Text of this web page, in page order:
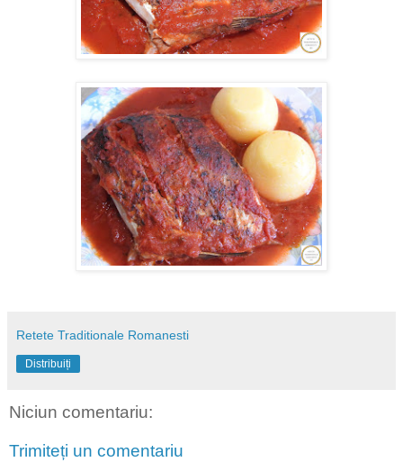
Retete Traditionale Romanesti
Distribuiți
Niciun comentariu:
Trimiteți un comentariu